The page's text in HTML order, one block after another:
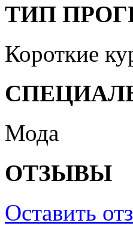
ТИП
Короткие
Мода
ОТЗЫВЫ
Оставить